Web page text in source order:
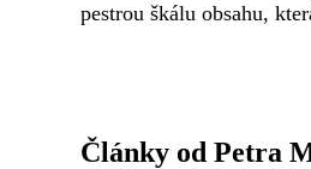
pestrou škálu obsahu,
Články od Petra